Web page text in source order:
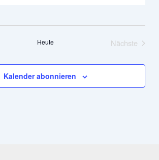
Heute
Nächste
Kalender abonnieren